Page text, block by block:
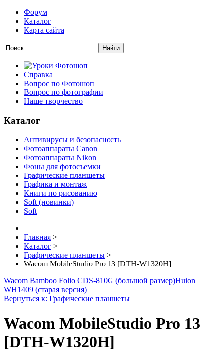
Форум
Каталог
Карта сайта
Найти
Справка
Вопрос по Фотошоп
Вопрос по фотографии
Наше творчество
Каталог
Антивирусы и безопасность
Фотоаппараты Canon
Фотоаппараты Nikon
Фоны для фотосъемки
Графические планшеты
Графика и монтаж
Книги по рисованию
Soft (новинки)
Soft
Главная >
Каталог >
Графические планшеты >
Wacom MobileStudio Pro 13 [DTH-W1320H]
Wacom Bamboo Folio CDS-810G (большой размер)Huion
WH1409 (старая версия)
Вернуться к: Графические планшеты
Wacom MobileStudio Pro 13
[DTH-W1320H]